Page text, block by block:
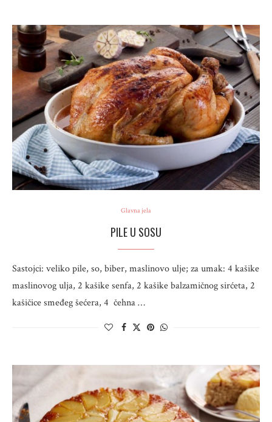
Glavna jela
PILE U SOSU
Sastojci: veliko pile, so, biber, maslinovo ulje; za umak: 4 kašike
maslinovog ulja, 2 kašike senfa, 2 kašike balzamičnog sirćeta, 2
kašičice smeđeg šećera, 4 čehna …